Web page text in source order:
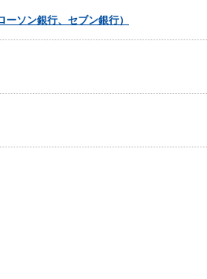
ソン銀行、セブン銀行）